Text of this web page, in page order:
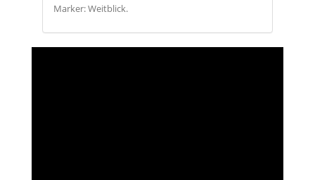
Marker: Weitblick.